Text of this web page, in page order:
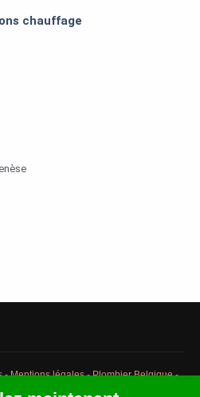
chauffage
-Mentions légales-Plombier Belgique-